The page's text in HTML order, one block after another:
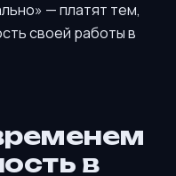
— платят тем,
своей работы в
в